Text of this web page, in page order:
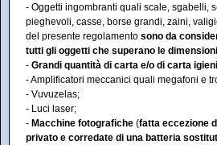
- Oggetti ingombranti quali scale, sgabelli,
pieghevoli, casse, borse grandi, zaini,
del presente regolamento sono da
tutti gli oggetti che superano le
- Grandi quantità di carta e/o di carta
- Amplificatori meccanici quali megafoni e
- Vuvuzelas;
- Luci laser;
- Macchine fotografiche (fatta eccezione
privato e corredate di una batteria